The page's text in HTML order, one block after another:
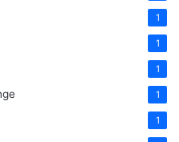
1
1
1
1
1